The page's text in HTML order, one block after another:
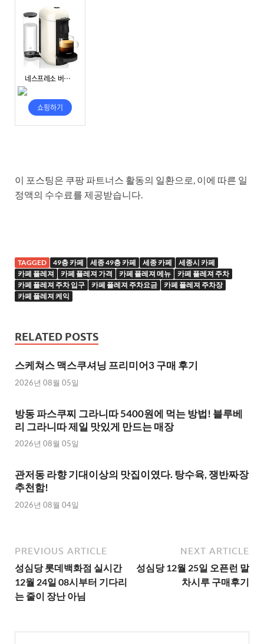
이 포스팅은 쿠팡 파트너스 활동의 일환으로, 이에 따른 일
정액의 수수료를 제공받습니다.
TAGGED 49층 카페 세종 49층 카페 세종 카페
세종시 카페
카페 플레져
카페 플레져 가격 카페 플레져 메뉴
카페 플레져 주차
카페 플레져 주차 입구
카페 플레져 주차요금
카페 플레져 주차장
카페 플레져 케익
RELATED POSTS
스케쳐스 맥스쿠셔닝 프리미어3 구매 후기
2026년 08월 05일
방동 파스쿠찌 그라니따 5400원에 먹는 방법! 블루베
리 그라니따 제일 맛있게 만드는 매장
2026년 08월 05일
관저동 라향 기대이상의 맛집이였다. 탕수육, 쟁반짜장
추천함!
2026년 08월 04일
PREVIOUS ARTICLE
성심당 롯데백화점 실시간
12월 24일 08시부터 기다리
는 줄이 장난 아님
NEXT ARTICLE
성심당 12월 25일 오픈런 말
차시루 구매후기